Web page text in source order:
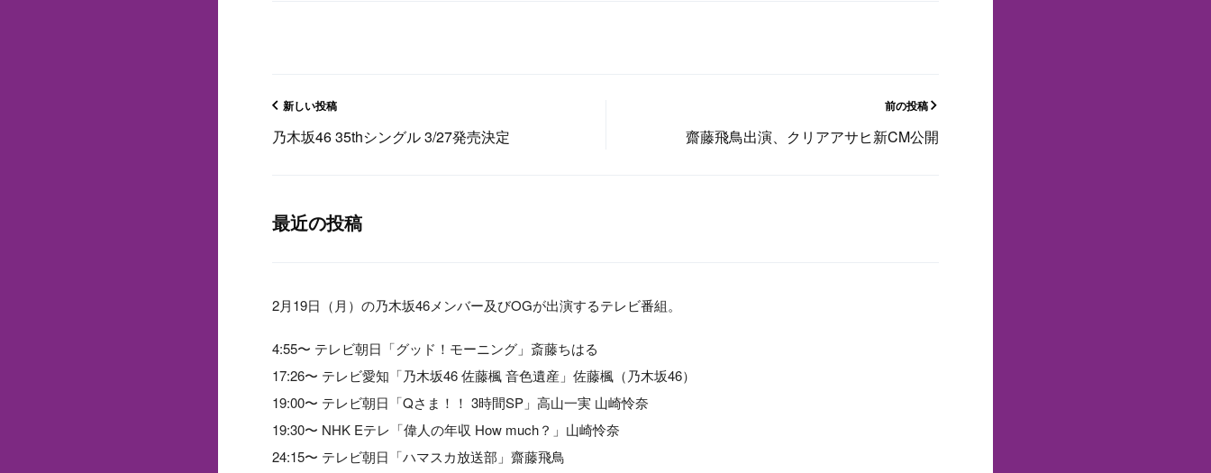
新しい投稿
乃木坂46 35thシングル 3/27発売決定
前の投稿
齋藤飛鳥出演、クリアアサヒ新CM公開
最近の投稿
2月19日（月）の乃木坂46メンバー及びOGが出演するテレビ番組。
4:55〜 テレビ朝日「グッド！モーニング」斎藤ちはる
17:26〜 テレビ愛知「乃木坂46 佐藤楓 音色遺産」佐藤楓（乃木坂46）
19:00〜 テレビ朝日「Qさま！！ 3時間SP」高山一実 山崎怜奈
19:30〜 NHK Eテレ「偉人の年収 How much？」山崎怜奈
24:15〜 テレビ朝日「ハマスカ放送部」齋藤飛鳥